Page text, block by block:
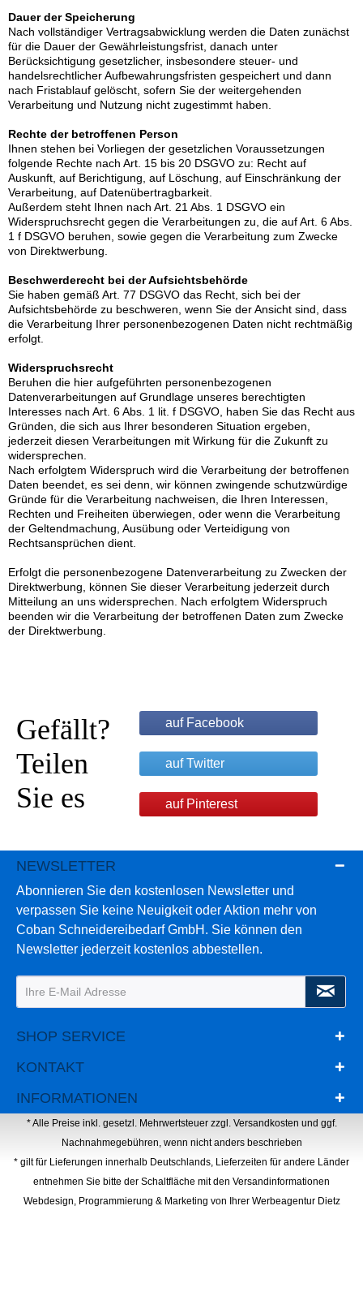
Dauer der Speicherung
Nach vollständiger Vertragsabwicklung werden die Daten zunächst
für die Dauer der Gewährleistungsfrist, danach unter
Berücksichtigung gesetzlicher, insbesondere steuer- und
handelsrechtlicher Aufbewahrungsfristen gespeichert und dann
nach Fristablauf gelöscht, sofern Sie der weitergehenden
Verarbeitung und Nutzung nicht zugestimmt haben.
Rechte der betroffenen Person
Ihnen stehen bei Vorliegen der gesetzlichen Voraussetzungen
folgende Rechte nach Art. 15 bis 20 DSGVO zu: Recht auf
Auskunft, auf Berichtigung, auf Löschung, auf Einschränkung der
Verarbeitung, auf Datenübertragbarkeit.
Außerdem steht Ihnen nach Art. 21 Abs. 1 DSGVO ein
Widerspruchsrecht gegen die Verarbeitungen zu, die auf Art. 6 Abs.
1 f DSGVO beruhen, sowie gegen die Verarbeitung zum Zwecke
von Direktwerbung.
Beschwerderecht bei der Aufsichtsbehörde
Sie haben gemäß Art. 77 DSGVO das Recht, sich bei der
Aufsichtsbehörde zu beschweren, wenn Sie der Ansicht sind, dass
die Verarbeitung Ihrer personenbezogenen Daten nicht rechtmäßig
erfolgt.
Widerspruchsrecht
Beruhen die hier aufgeführten personenbezogenen
Datenverarbeitungen auf Grundlage unseres berechtigten
Interesses nach Art. 6 Abs. 1 lit. f DSGVO, haben Sie das Recht aus
Gründen, die sich aus Ihrer besonderen Situation ergeben,
jederzeit diesen Verarbeitungen mit Wirkung für die Zukunft zu
widersprechen.
Nach erfolgtem Widerspruch wird die Verarbeitung der betroffenen
Daten beendet, es sei denn, wir können zwingende schutzwürdige
Gründe für die Verarbeitung nachweisen, die Ihren Interessen,
Rechten und Freiheiten überwiegen, oder wenn die Verarbeitung
der Geltendmachung, Ausübung oder Verteidigung von
Rechtsansprüchen dient.
Erfolgt die personenbezogene Datenverarbeitung zu Zwecken der
Direktwerbung, können Sie dieser Verarbeitung jederzeit durch
Mitteilung an uns widersprechen. Nach erfolgtem Widerspruch
beenden wir die Verarbeitung der betroffenen Daten zum Zwecke
der Direktwerbung.
Gefällt?
Teilen
Sie es
auf Facebook
auf Twitter
auf Pinterest
NEWSLETTER
Abonnieren Sie den kostenlosen Newsletter und
verpassen Sie keine Neuigkeit oder Aktion mehr von
Coban Schneidereibedarf GmbH. Sie können den
Newsletter jederzeit kostenlos abbestellen.
SHOP SERVICE
KONTAKT
INFORMATIONEN
* Alle Preise inkl. gesetzl. Mehrwertsteuer zzgl. Versandkosten und ggf.
Nachnahmegebühren, wenn nicht anders beschrieben
* gilt für Lieferungen innerhalb Deutschlands, Lieferzeiten für andere Länder
entnehmen Sie bitte der Schaltfläche mit den Versandinformationen
Webdesign, Programmierung & Marketing von Ihrer Werbeagentur Dietz